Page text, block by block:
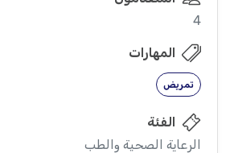
4
المهارات
تمريض
الفئة
الرعاية الصحية والطب